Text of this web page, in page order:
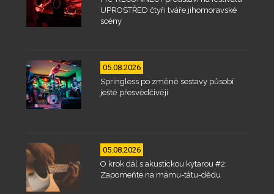
UPROSTŘED čtyři tváře jihomoravské
scény
05.08.2026
Springless po změně sestavy působí
ještě přesvědčivěji
05.08.2026
O krok dál s akustickou kytarou #2:
Zapomeňte na mámu-tátu-dědu